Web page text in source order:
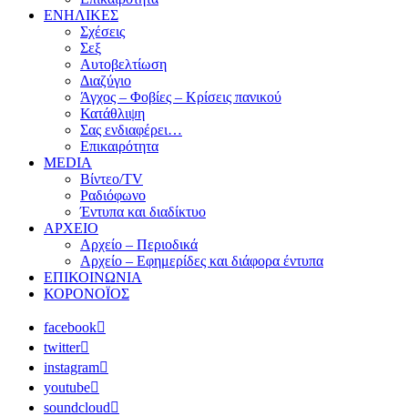
ΕΝΗΛΙΚΕΣ
Σχέσεις
Σεξ
Αυτοβελτίωση
Διαζύγιο
Άγχος – Φοβίες – Κρίσεις πανικού
Κατάθλιψη
Σας ενδιαφέρει…
Επικαιρότητα
MEDIA
Βίντεο/TV
Ραδιόφωνο
Έντυπα και διαδίκτυο
ΑΡΧΕΙΟ
Αρχείο – Περιοδικά
Αρχείο – Εφημερίδες και διάφορα έντυπα
ΕΠΙΚΟΙΝΩΝΙΑ
ΚΟΡΟΝΟΪΟΣ
facebook
twitter
instagram
youtube
soundcloud